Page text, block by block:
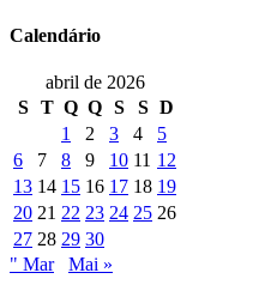
Calendário
abril de 2026
S
T Q Q S S D
1
2 3 4
5
6
7 8 9 10 11 12
13 14 15 16 17 18 19
20 21 22 23 24 25 26
27 28 29 30
" Mar
Mai »